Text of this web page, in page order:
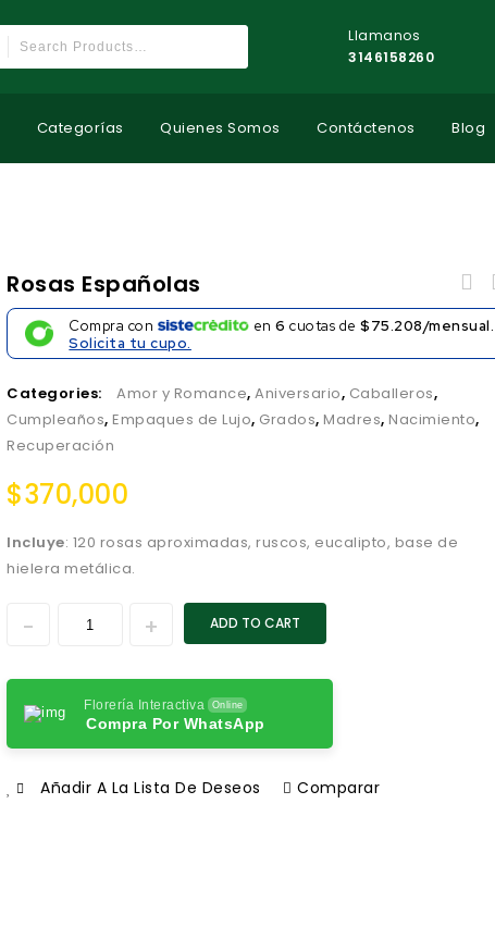
Llamanos
3146158260
Categorías Quienes Somos Contáctenos Blog
Rosas Españolas
Compra con en6 cuotas de$75.208/mensual.
Solicita tu cupo.
Categories: Amor y Romance,Aniversario, Caballeros,
Cumpleaños, Empaques de Lujo, Grados, Madres, Nacimiento,
Recuperación
$370,000
Incluye: 120 rosas aproximadas, ruscos, eucalipto, base de
hielera metálica.
ADD TO CART
Florería Interactiva Online
Compra Por WhatsApp
Añadir A La Lista De Deseos Comparar